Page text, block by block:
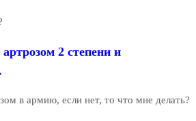
2 степени и
в армию, если нет, то что мне делать?